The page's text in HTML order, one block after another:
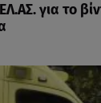
για το